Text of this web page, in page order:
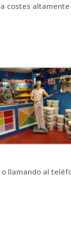
costes altamente
o llamando al